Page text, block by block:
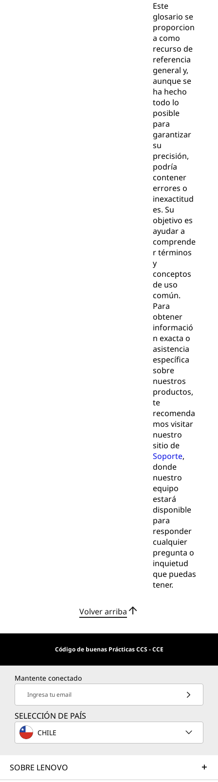
Este
glosario se
proporcion
a como
recurso de
referencia
general y,
aunque se
ha hecho
todo lo
posible
para
garantizar
su
precisión,
podría
contener
errores o
inexactitud
es. Su
objetivo es
ayudar a
comprende
r términos
y
conceptos
de uso
común.
Para
obtener
informació
n exacta o
asistencia
específica
sobre
nuestros
productos,
te
recomenda
mos visitar
nuestro
sitio de
Soporte,
donde
nuestro
equipo
estará
disponible
para
responder
cualquier
pregunta o
inquietud
que puedas
tener.
Volver arriba
Código de buenas Prácticas CCS - CCE
Mantente conectado
Ingresa tu email
SELECCIÓN DE PAÍS
CHILE
SOBRE LENOVO